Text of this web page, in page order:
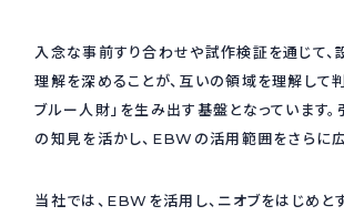
webカタログ
入念な事前すり合わせや試作検証を通じて、
理解を深めることが、互いの領域を理解して判
ブルー人財」を生み出す基盤となっています
の知見を活かし、EBWの活用範囲をさらに広
当社では、EBWを活用し、ニオブをはじめと